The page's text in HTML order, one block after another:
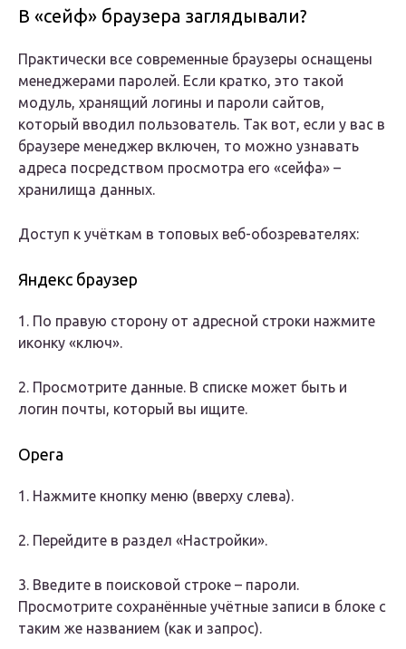
В «сейф» браузера заглядывали?
Практически все современные браузеры оснащены
менеджерами паролей. Если кратко, это такой
модуль, хранящий логины и пароли сайтов,
который вводил пользователь. Так вот, если у вас в
браузере менеджер включен, то можно узнавать
адреса посредством просмотра его «сейфа» –
хранилища данных.
Доступ к учёткам в топовых веб-обозревателях:
Яндекс браузер
1. По правую сторону от адресной строки нажмите
иконку «ключ».
2. Просмотрите данные. В списке может быть и
логин почты, который вы ищите.
Opera
1. Нажмите кнопку меню (вверху слева).
2. Перейдите в раздел «Настройки».
3. Введите в поисковой строке – пароли.
Просмотрите сохранённые учётные записи в блоке с
таким же названием (как и запрос).